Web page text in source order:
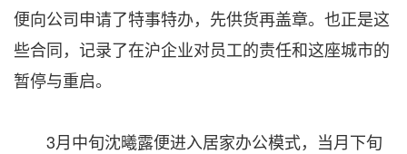
便向公司申请了特事特办，先供货再盖章。也正是这
些合同，记录了在沪企业对员工的责任和这座城市的
暂停与重启。
3月中旬沈曦露便进入居家办公模式，当月下旬